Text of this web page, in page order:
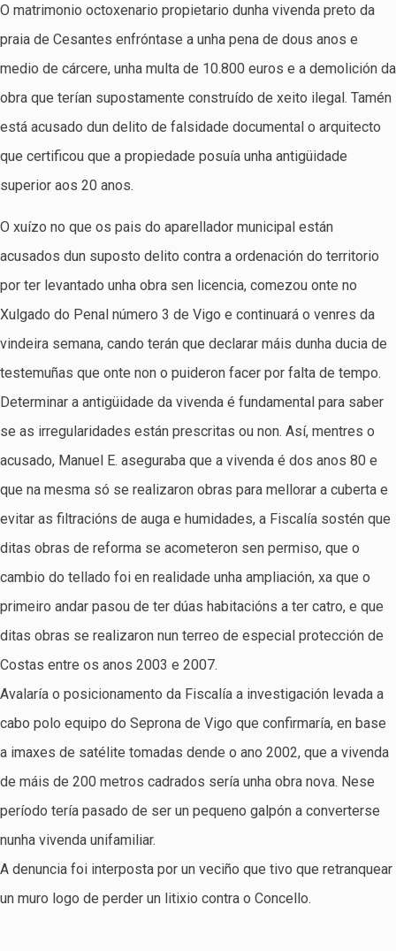
O matrimonio octoxenario propietario dunha vivenda preto da
praia de Cesantes enfróntase a unha pena de dous anos e
medio de cárcere, unha multa de 10.800 euros e a demolición da
obra que terían supostamente construído de xeito ilegal. Tamén
está acusado dun delito de falsidade documental o arquitecto
que certificou que a propiedade posuía unha antigüidade
superior aos 20 anos.
O xuízo no que os pais do aparellador municipal están
acusados dun suposto delito contra a ordenación do territorio
por ter levantado unha obra sen licencia, comezou onte no
Xulgado do Penal número 3 de Vigo e continuará o venres da
vindeira semana, cando terán que declarar máis dunha ducia de
testemuñas que onte non o puideron facer por falta de tempo.
Determinar a antigüidade da vivenda é fundamental para saber
se as irregularidades están prescritas ou non. Así, mentres o
acusado, Manuel E. aseguraba que a vivenda é dos anos 80 e
que na mesma só se realizaron obras para mellorar a cuberta e
evitar as filtracións de auga e humidades, a Fiscalía sostén que
ditas obras de reforma se acometeron sen permiso, que o
cambio do tellado foi en realidade unha ampliación, xa que o
primeiro andar pasou de ter dúas habitacións a ter catro, e que
ditas obras se realizaron nun terreo de especial protección de
Costas entre os anos 2003 e 2007.
Avalaría o posicionamento da Fiscalía a investigación levada a
cabo polo equipo do Seprona de Vigo que confirmaría, en base
a imaxes de satélite tomadas dende o ano 2002, que a vivenda
de máis de 200 metros cadrados sería unha obra nova. Nese
período tería pasado de ser un pequeno galpón a converterse
nunha vivenda unifamiliar.
A denuncia foi interposta por un veciño que tivo que retranquear
un muro logo de perder un litixio contra o Concello.